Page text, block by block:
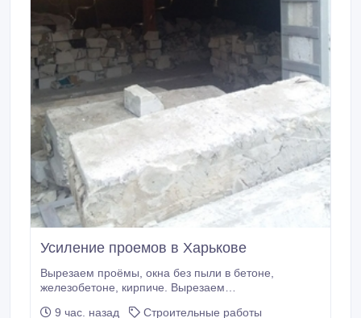
Усиление проемов в Харькове
Вырезаем проёмы, окна без пыли в бетоне,
железобетоне, кирпиче. Вырезаем
9 час. назад
Строительные работы